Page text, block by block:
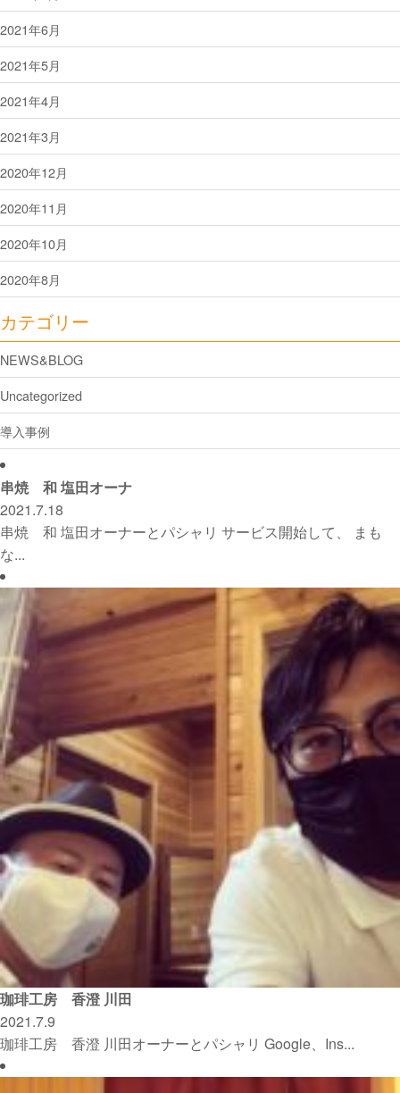
2021年6月
2021年5月
2021年4月
2021年3月
2020年12月
2020年11月
2020年10月
2020年8月
カテゴリー
NEWS&BLOG
Uncategorized
導入事例
串焼 和 塩田オーナ
2021.7.18
串焼 和 塩田オーナーとパシャリ サービス開始して、 まも
な...
珈琲工房 香澄 川田
2021.7.9
珈琲工房 香澄 川田オーナーとパシャリ Google、Ins...